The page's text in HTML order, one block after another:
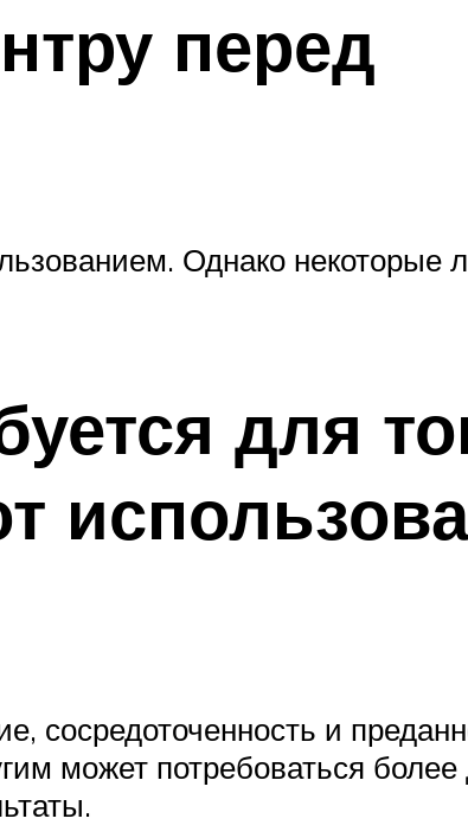
перед
Однако некоторые
для
сосредоточенность и
может потребоваться